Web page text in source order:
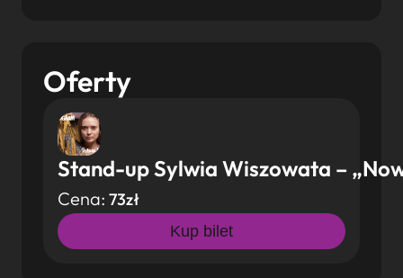
Oferty
Stand-up Sylwia Wiszowata –
Cena: 73zł
Kup bilet